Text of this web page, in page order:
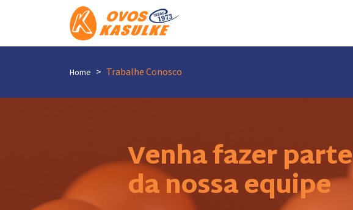
Home Trabalhe Conosco
Venha fazer parte
da nossa equipe